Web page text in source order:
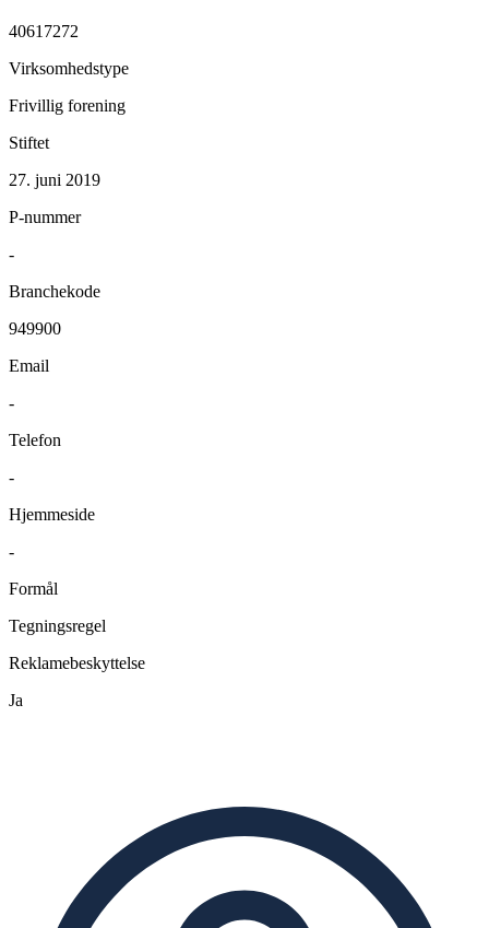
40617272
Virksomhedstype
Frivillig forening
Stiftet
27. juni 2019
P-nummer
-
Branchekode
949900
Email
-
Telefon
-
Hjemmeside
-
Formål
Tegningsregel
Reklamebeskyttelse
Ja